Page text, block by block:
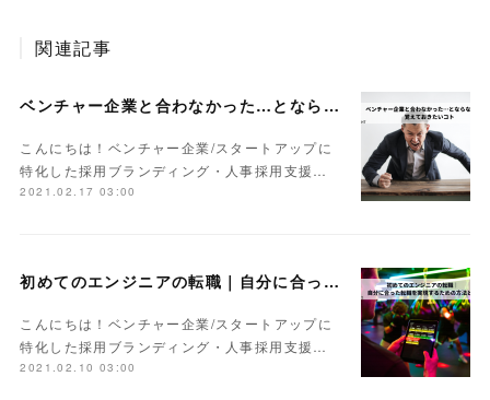
関連記事
ベンチャー企業と合わなかった…とならないために覚えておきたいコト
こんにちは！ベンチャー企業/スタートアップに
特化した採用ブランディング・人事採用支援…
2021.02.17 03:00
初めてのエンジニアの転職｜自分に合った転職を実現するための方法とは
こんにちは！ベンチャー企業/スタートアップに
特化した採用ブランディング・人事採用支援…
2021.02.10 03:00